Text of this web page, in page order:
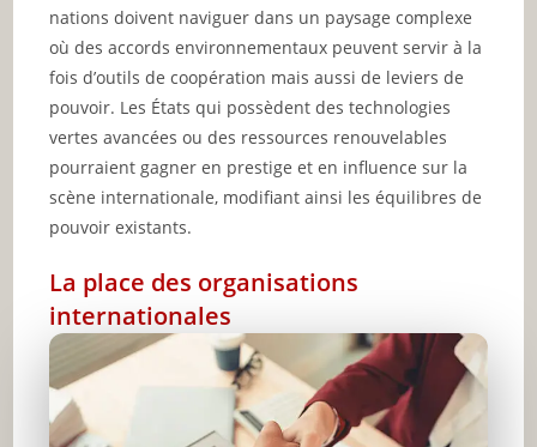
nations doivent naviguer dans un paysage complexe
où des accords environnementaux peuvent servir à la
fois d’outils de coopération mais aussi de leviers de
pouvoir. Les États qui possèdent des technologies
vertes avancées ou des ressources renouvelables
pourraient gagner en prestige et en influence sur la
scène internationale, modifiant ainsi les équilibres de
pouvoir existants.
La place des organisations
internationales